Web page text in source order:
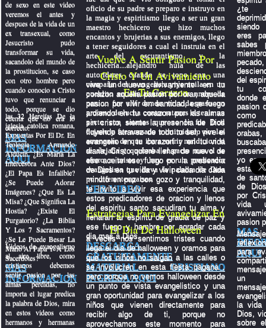
de sexo en este video
veremos el antes y
despues de la vida de un
ex transexual, como
Jesucristo pudo
transformar su vida,
sacandolo del mundo de
la prostitucion, se caso
con otro hombre pero
cuando conocio a Cristo
tuvo que renunciar a
todo, porque se dio
cuenta que no era lo
correcto.
MAS
INFORMACION
AQUI
las 32 Herejías De la
iglesia catolica romana,
Expuestas Por El Dr. En
Teología Armando
Alducin. ¿Es María La
Intercesora Ante Dios?
¿El Papa Es Infalible?
¿Se Puede Adorar
Imágenes? ¿Que Es La
Misa? ¿Que Significa La
Hostia? ¿Existe El
Purgatorio? ¿La Biblia
Y Los 7 Sacramentos?
¿Se Le Puede Besar La
Mano Al Papa Y A Los
Sacerdotes?
MAS
INFORMACION
Videos de evangelismo
al aire libre, como
cristianos debemos
sentir pasion por las
almas perdidas, no
importa el lugar predica
la palabra de Dios, mira
en estos videos como
hermanos y hermanas
oficio de su padre se preparo e instruyo en
la magia y espiritismo llego a ser un gran
maestro hechicero que hizo muchos
encantos y brujerias a sus enemigos, llego
a tener seguidores a cual el instruia en el
arte del oscurantismo y la
hechiceria....alejandro huia de las
autoridares cuando se topo con una
campaña del evangelista yiye avila en un
pueblito en las alturas de los andes de
peru.... fue alli donde su vida paso un
proceso de lucha contra satanas el tenia un
pacto con satanas que no le fue facil
dejarlo y fue acosado e intimidado por las
amenazas de que iba a sufrir maldicion si
se alejaba y quebraba el pacto mas el se
aferro a cristo y hoy es un predicador
evangelista que lleva la palabra de Dios
por diferentes paises.
VER VIDEO
Vuelve A Sentir Pasion Por
Cristo Y Un Avivamiento
En Tu Corazon
vive un nuevo avivamiento en tu
corazon aquella pasion por orar, aquella
pasion por vivir en santidad, ese fuego
ardiendo en tu corazon por las almas
sin cristo, siente la presencia de Dios
fluyendo atravez de todo tu ser, vive el
evangelio en tu corazon y en tu vida
diaria, Cristo quiere llenar de nuevo de
ese aceite ese fuego por la presencia
de Dios en tu vida y vivir cada dia cada
minuto en paz con gozo y tranquilidad,
te invito a vivir esa experiencia que
estos predicadores de oracion y llenos
del espiritu santo sacudiran tu alma y
llenaran tu espiritu de gracia de paz y
ese fuego y hambre por agradar cada
dia mas a Dios.
DESCARGA
GRATUITAMENTE
MATERIAL CRISTIANO
INGRESA AQUI
Estrategias Para Evangelizar En
El Dia De Halloween
a veces nos sentimos tristes cuando
llega el dia de halloween y oramos para
que los niños no salgan a las calles o
se involucren en esta fiesta pagana ,
pero porque no vemos halloween desde
un punto de vista evangelistico y una
gran oportunidad para evangelizar a los
niños que vienen directamente para
recibir algo de ti, porque no
aprovechamos este momento para
¿te
siendo
eres
sabes
del
tu
donde
pasion
como
yo
estas
de
de
por
vida
pasion
MAS
AQUI
para
un
mensaje
la
Dios,
sobre